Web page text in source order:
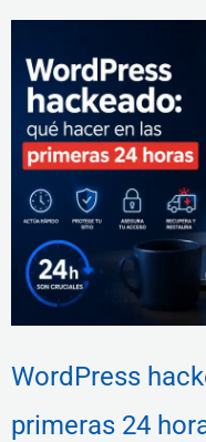
WordPress
primeras 24